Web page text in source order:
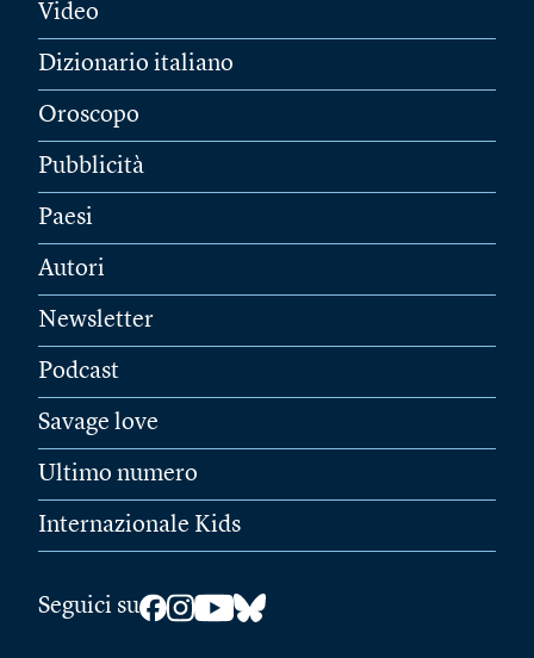
Video
Dizionario italiano
Oroscopo
Pubblicità
Paesi
Autori
Newsletter
Podcast
Savage love
Ultimo numero
Internazionale Kids
Seguici su